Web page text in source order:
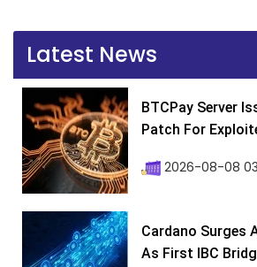
Latest News
BTCPay Server
Patch For
2026-08-08
Cardano Surges
As First IBC